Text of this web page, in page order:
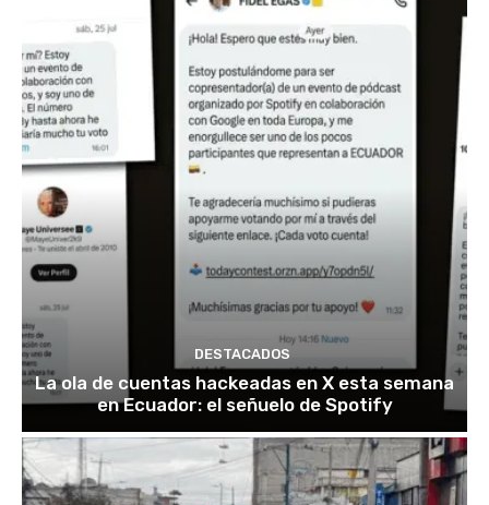
DESTACADOS
La ola de cuentas hackeadas en X esta semana
en Ecuador: el señuelo de Spotify